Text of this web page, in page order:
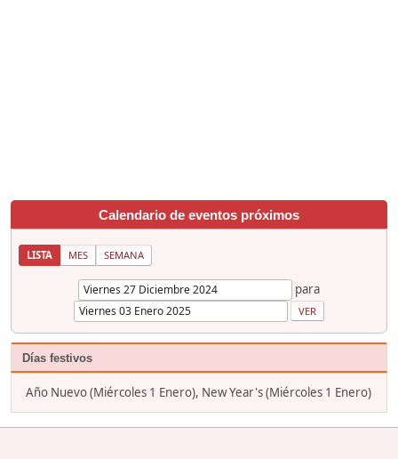
Calendario de eventos próximos
LISTA MES SEMANA
para
Días festivos
Año Nuevo (Miércoles 1 Enero), New Year's (Miércoles 1 Enero)